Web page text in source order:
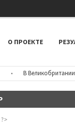
О ПРОЕКТЕ
В Великобритании